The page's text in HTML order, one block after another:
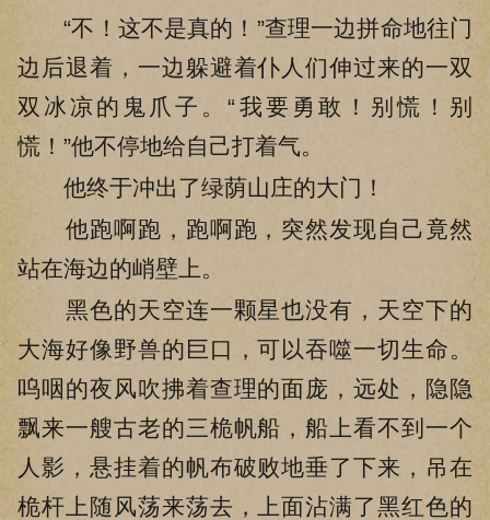
“不！这不是真的！”查理一边拼命地往门
边后退着，一边躲避着仆人们伸过来的一双
双冰凉的鬼爪子。“我要勇敢！别慌！别
慌！”他不停地给自己打着气。
他终于冲出了绿荫山庄的大门！
他跑啊跑，跑啊跑，突然发现自己竟然
站在海边的峭壁上。
黑色的天空连一颗星也没有，天空下的
大海好像野兽的巨口，可以吞噬一切生命。
呜咽的夜风吹拂着查理的面庞，远处，隐隐
飘来一艘古老的三桅帆船，船上看不到一个
人影，悬挂着的帆布破败地垂了下来，吊在
桅杆上随风荡来荡去，上面沾满了黑红色的